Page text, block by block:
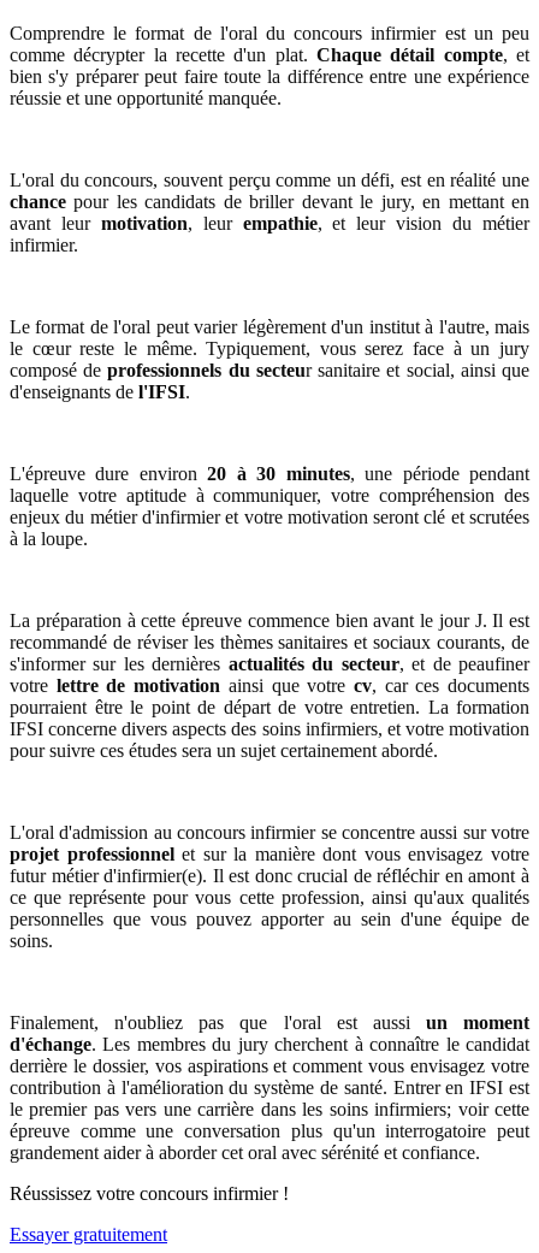
Comprendre le format de l'oral du concours infirmier est un peu
comme décrypter la recette d'un plat. Chaque détail compte, et
bien s'y préparer peut faire toute la différence entre une expérience
réussie et une opportunité manquée.
L'oral du concours, souvent perçu comme un défi, est en réalité une
chancepour les candidats de briller devant le jury, en mettant en
avant leur motivation, leur empathie, et leur vision du métier
infirmier.
Le format de l'oral peut varier légèrement d'un institut à l'autre, mais
le cœur reste le même. Typiquement, vous serez face à un jury
composé deprofessionnels du secteur sanitaire et social, ainsi que
d'enseignants de l'IFSI.
L'épreuve dure environ20 à 30 minutes, une période pendant
laquelle votre aptitude à communiquer, votre compréhension des
enjeux du métier d'infirmier et votre motivation seront clé et scrutées
à la loupe.
La préparation à cette épreuve commence bien avant le jour J. Il est
recommandé de réviser les thèmes sanitaires et sociaux courants, de
s'informer sur les dernières actualités du secteur, et de peaufiner
votre lettre de motivation ainsi que votre cv, car ces documents
pourraient être le point de départ de votre entretien. La formation
IFSI concerne divers aspects des soins infirmiers, et votre motivation
pour suivre ces études sera un sujet certainement abordé.
L'oral d'admission au concours infirmier se concentre aussi sur votre
projet professionnelet sur la manière dont vous envisagez votre
futur métier d'infirmier(e). Il est donc crucial de réfléchir en amont à
ce que représente pour vous cette profession, ainsi qu'aux qualités
personnelles que vous pouvez apporter au sein d'une équipe de
soins.
Finalement, n'oubliez pas que l'oral est aussi un moment
d'échange. Les membres du jury cherchent à connaître le candidat
derrière le dossier, vos aspirations et comment vous envisagez votre
contribution à l'amélioration du système de santé. Entrer en IFSI est
le premier pas vers une carrière dans les soins infirmiers; voir cette
épreuve comme une conversation plus qu'un interrogatoire peut
grandement aider à aborder cet oral avec sérénité et confiance.
Réussissez votre concours infirmier !
Essayer gratuitement